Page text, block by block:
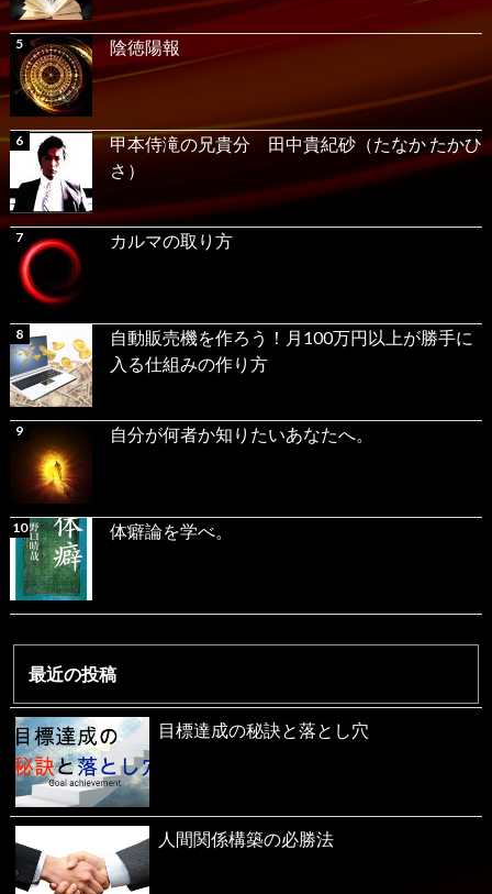
陰徳陽報
甲本侍滝の兄貴分 田中貴紀砂（たなか たかひ
さ）
カルマの取り方
自動販売機を作ろう！月100万円以上が勝手に
入る仕組みの作り方
自分が何者か知りたいあなたへ。
体癖論を学べ。
最近の投稿
目標達成の秘訣と落とし穴
人間関係構築の必勝法